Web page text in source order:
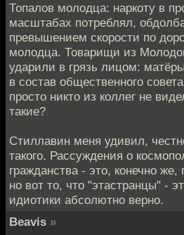
Топалов молодца: наркоту в
масштабах потреблял,
превышением скорости по
молодца. Товарищи из
ударили в грязь лицом:
в состав общественного
просто никто из коллег не
такие?
Стиллавин меня удивил,
такого. Рассуждения о
гражданства - это, конечно
но вот то, что "этастранцы" -
идиотики абсолютно верно.
Beavis »